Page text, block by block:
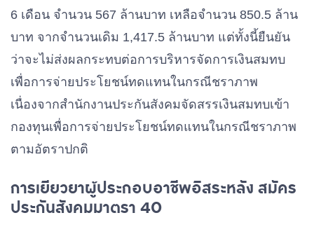
6 เดือน จำนวน 567 ล้านบาท เหลือจำนวน 850.5 ล้าน
บาท จากจำนวนเดิม 1,417.5 ล้านบาท แต่ทั้งนี้ยืนยัน
ว่าจะไม่ส่งผลกระทบต่อการบริหารจัดการเงินสมทบ
เพื่อการจ่ายประโยชน์ทดแทนในกรณีชราภาพ
เนื่องจากสำนักงานประกันสังคมจัดสรรเงินสมทบเข้า
กองทุนเพื่อการจ่ายประโยชน์ทดแทนในกรณีชราภาพ
ตามอัตราปกติ
การเยียวยาผู้ประกอบอาชีพอิสระหลัง สมัคร
ประกันสังคมมาตรา 40